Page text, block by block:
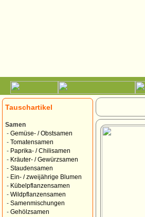
Tauschartikel
Samen
- Gemüse- / Obstsamen
- Tomatensamen
- Paprika- / Chilisamen
- Kräuter- / Gewürzsamen
- Staudensamen
- Ein- / zweijährige Blumen
- Kübelpflanzensamen
- Wildpflanzensamen
- Samenmischungen
- Gehölzsamen